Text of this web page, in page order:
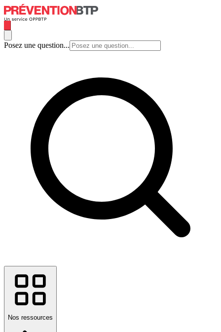
Posez une question...
Nos ressources